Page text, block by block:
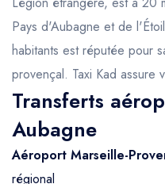
Pays d'Aubagne et de
habitants est réputée pour
provençal. Taxi Kad assure
Transferts
Aubagne
Aéroport Marseille-
régional